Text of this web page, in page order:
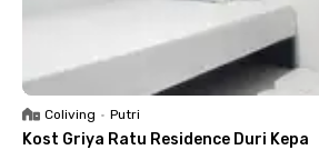
Coliving • Putri
Kost Griya Ratu Residence Duri Kepa